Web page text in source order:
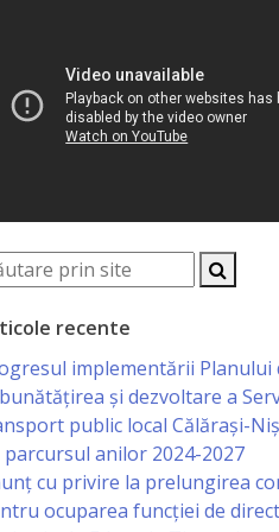
recente
implementării Planului
și dezvoltare a
public local Călărași-
parcursul anilor 2024-2027
cu privire la prelungirea
ocuparea funcţiei de